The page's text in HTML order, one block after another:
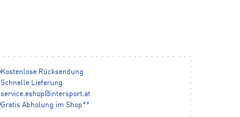
Kostenlose Rücksendung
Schnelle Lieferung
service.eshop@intersport.at
Gratis Abholung im Shop**